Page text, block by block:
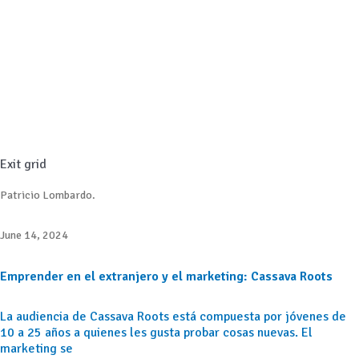
Exit grid
Patricio Lombardo.
June 14, 2024
Emprender en el extranjero y el marketing: Cassava Roots
La audiencia de Cassava Roots está compuesta por jóvenes de
10 a 25 años a quienes les gusta probar cosas nuevas. El
marketing se